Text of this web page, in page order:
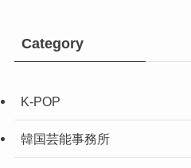
Category
K-POP
韓国芸能事務所